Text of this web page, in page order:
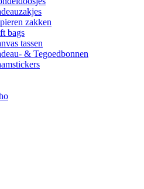
zakken
bags
tassen
& Tegoedbonnen